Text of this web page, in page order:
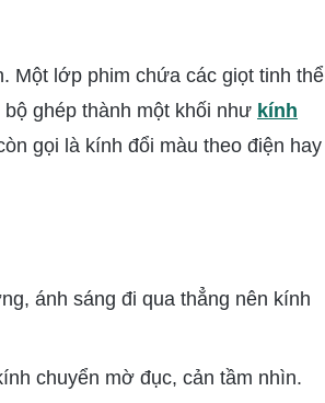
Một lớp phim chứa các giọt tinh thể
ghép thành một khối như kính
gọi là kính đổi màu theo điện hay
ánh sáng đi qua thẳng nên kính
chuyển mờ đục, cản tầm nhìn.